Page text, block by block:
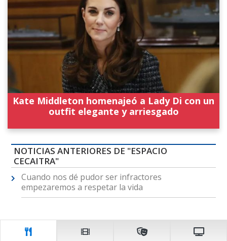
Kate Middleton homenajeó a Lady Di con un
outfit elegante y arriesgado
NOTICIAS ANTERIORES DE "ESPACIO
CECAITRA"
Cuando nos dé pudor ser infractores
empezaremos a respetar la vida